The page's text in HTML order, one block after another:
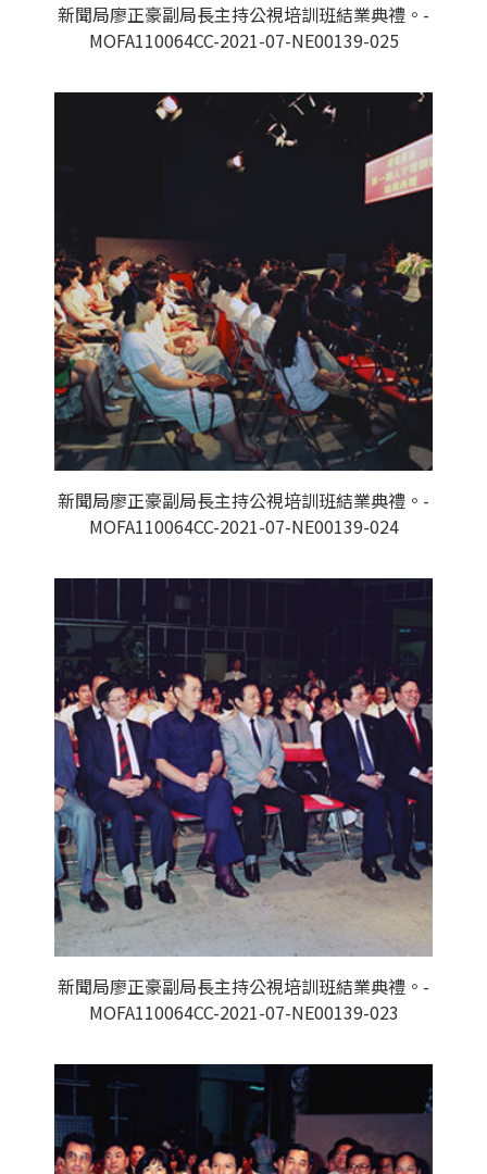
新聞局廖正豪副局長主持公視培訓班結業典禮。-
MOFA110064CC-2021-07-NE00139-025
新聞局廖正豪副局長主持公視培訓班結業典禮。-
MOFA110064CC-2021-07-NE00139-024
新聞局廖正豪副局長主持公視培訓班結業典禮。-
MOFA110064CC-2021-07-NE00139-023